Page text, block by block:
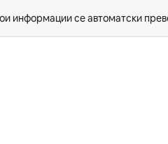
информации се автоматски